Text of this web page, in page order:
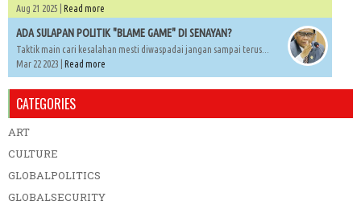
Aug 21 2025 | Read more
ADA SULAPAN POLITIK "BLAME GAME" DI SENAYAN?
Taktik main cari kesalahan mesti diwaspadai jangan sampai terus...
Mar 22 2023 | Read more
CATEGORIES
ART
CULTURE
GLOBALPOLITICS
GLOBALSECURITY